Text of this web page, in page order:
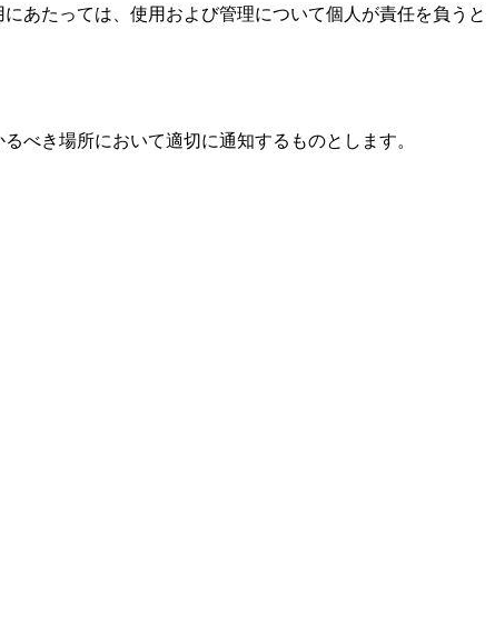
あたっては、使用および管理について個人が責任を負うと
べき場所において適切に通知するものとします。